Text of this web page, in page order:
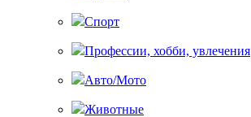
Спорт
Профессии, хобби, увлечения
Авто/Мото
Животные